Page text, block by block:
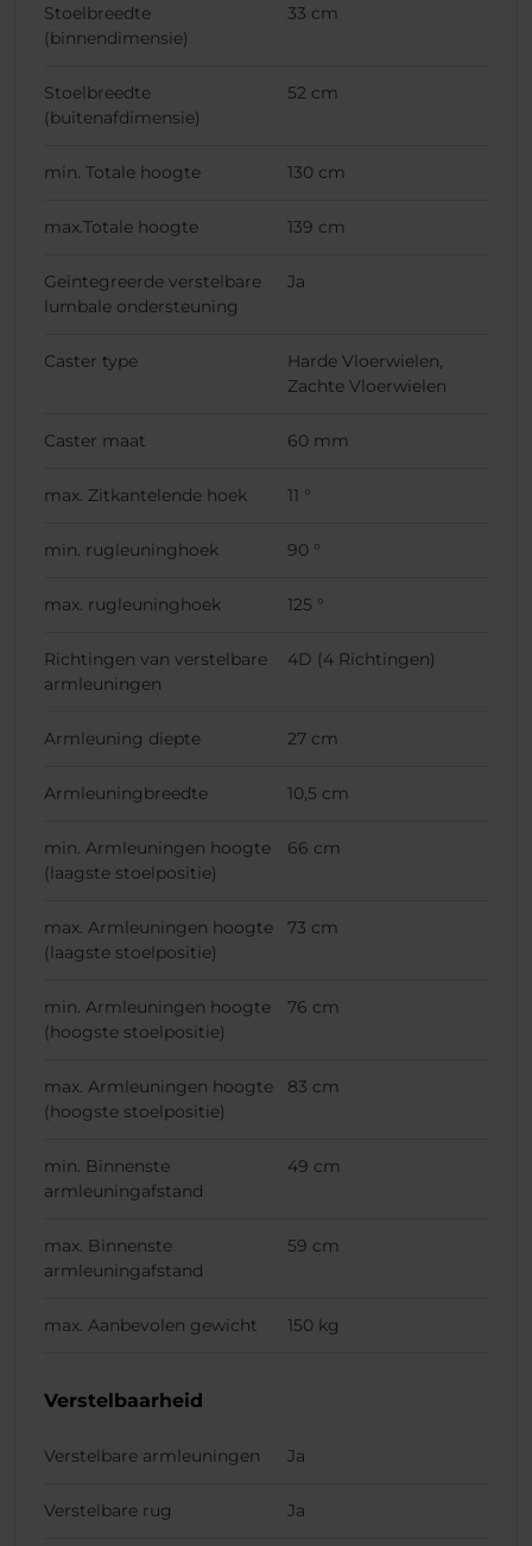
Stoelbreedte
(binnendimensie)
33 cm
Stoelbreedte
(buitenafdimensie)
52 cm
min. Totale hoogte 130 cm
max.Totale hoogte 139 cm
Geïntegreerde verstelbare
lumbale ondersteuning
Ja
Caster type
Harde Vloerwielen,
Zachte Vloerwielen
Caster maat 60 mm
max. Zitkantelende hoek 11 °
min. rugleuninghoek 90 °
max. rugleuninghoek 125 °
Richtingen van verstelbare
armleuningen
4D (4 Richtingen)
Armleuning diepte 27 cm
Armleuningbreedte 10,5 cm
min. Armleuningen hoogte
(laagste stoelpositie)
66 cm
max. Armleuningen hoogte
(laagste stoelpositie)
73 cm
min. Armleuningen hoogte
(hoogste stoelpositie)
76 cm
max. Armleuningen hoogte
(hoogste stoelpositie)
83 cm
min. Binnenste
armleuningafstand
49 cm
max. Binnenste
armleuningafstand
59 cm
max. Aanbevolen gewicht 150 kg
Verstelbaarheid
Verstelbare armleuningen Ja
Verstelbare rug Ja